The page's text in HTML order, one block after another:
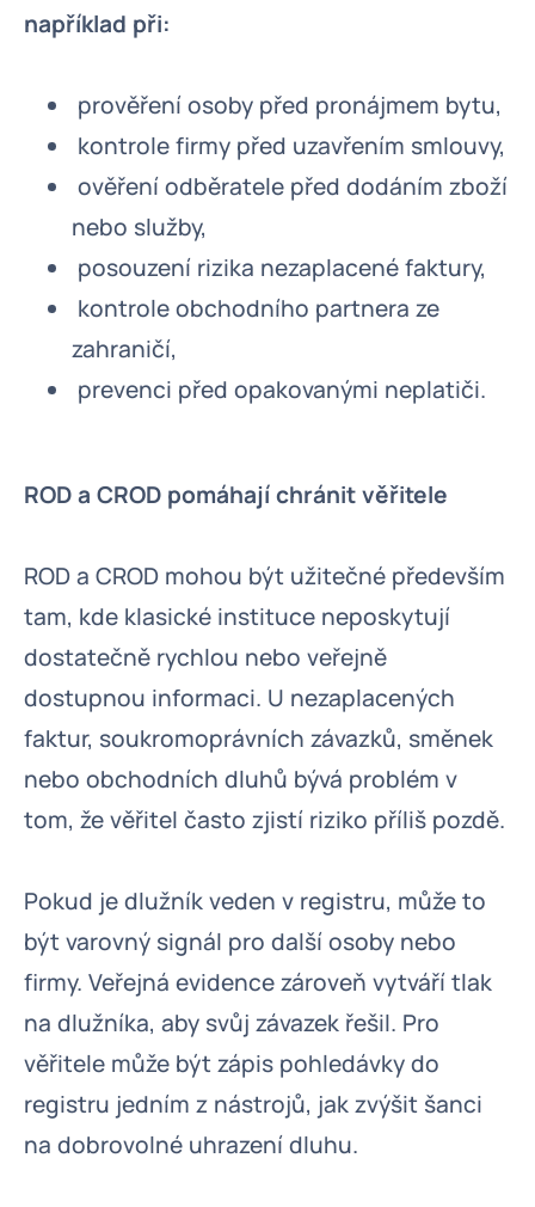
například při:
prověření osoby před pronájmem bytu,
kontrole firmy před uzavřením smlouvy,
ověření odběratele před dodáním zboží
nebo služby,
posouzení rizika nezaplacené faktury,
kontrole obchodního partnera ze
zahraničí,
prevenci před opakovanými neplatiči.
ROD a CROD pomáhají chránit věřitele
ROD a CROD mohou být užitečné především
tam, kde klasické instituce neposkytují
dostatečně rychlou nebo veřejně
dostupnou informaci. U nezaplacených
faktur, soukromoprávních závazků, směnek
nebo obchodních dluhů bývá problém v
tom, že věřitel často zjistí riziko příliš pozdě.
Pokud je dlužník veden v registru, může to
být varovný signál pro další osoby nebo
firmy. Veřejná evidence zároveň vytváří tlak
na dlužníka, aby svůj závazek řešil. Pro
věřitele může být zápis pohledávky do
registru jedním z nástrojů, jak zvýšit šanci
na dobrovolné uhrazení dluhu.